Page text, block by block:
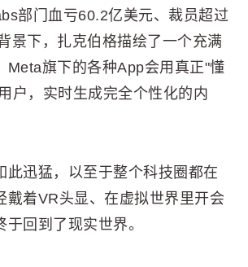
部门血亏60.2亿美元、裁员超过
景下，扎克伯格描绘了一个充满
Meta旗下的各种App会用真正"懂
户，实时生成完全个性化的内
此迅猛，以至于整个科技圈都在
戴着VR头显、在虚拟世界里开会
回到了现实世界。